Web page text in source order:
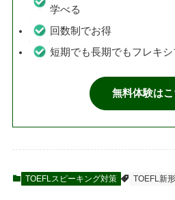
学べる
回数制でお得
短期でも長期でもフレキ
無料体験は
TOEFLスピーキング対策 TOEFL新